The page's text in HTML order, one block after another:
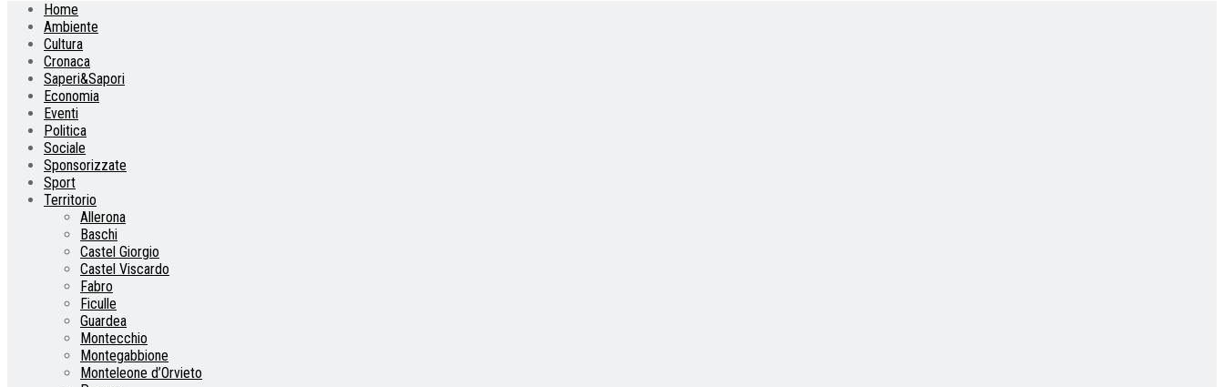
Home
Ambiente
Cultura
Cronaca
Saperi&Sapori
Economia
Eventi
Politica
Sociale
Sponsorizzate
Sport
Territorio
Allerona
Baschi
Castel Giorgio
Castel Viscardo
Fabro
Ficulle
Guardea
Montecchio
Montegabbione
Monteleone d’Orvieto